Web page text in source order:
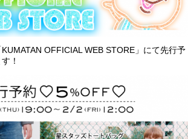
OFFICIAL WEB STORE」にて先行予
！